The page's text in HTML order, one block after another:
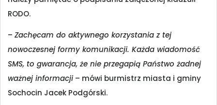
RODO.
– Zachęcam do aktywnego korzystania z tej
nowoczesnej formy komunikacji. Każda wiadomość
SMS, to gwarancja, że nie przegapią Państwo żadnej
ważnej informacji – mówi burmistrz miasta i gminy
Sochocin Jacek Podgórski.